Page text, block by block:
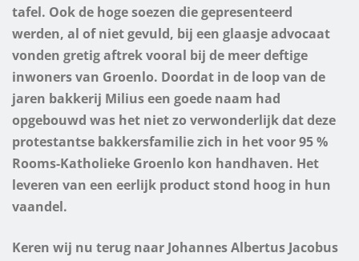
tafel. Ook de hoge soezen die gepresenteerd
werden, al of niet gevuld, bij een glaasje advocaat
vonden gretig aftrek vooral bij de meer deftige
inwoners van Groenlo. Doordat in de loop van de
jaren bakkerij Milius een goede naam had
opgebouwd was het niet zo verwonderlijk dat deze
protestantse bakkersfamilie zich in het voor 95 %
Rooms-Katholieke Groenlo kon handhaven. Het
leveren van een eerlijk product stond hoog in hun
vaandel.
Keren wij nu terug naar Johannes Albertus Jacobus